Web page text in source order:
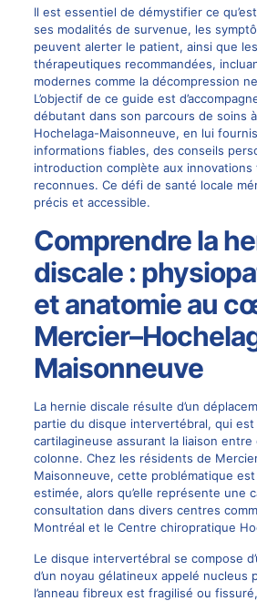
Il est essentiel de démystifier ce
ses modalités de survenue, les
peuvent alerter le patient, ainsi que
thérapeutiques recommandées,
modernes comme la décompression
L’objectif de ce guide est
débutant dans son parcours de soins
Hochelaga-Maisonneuve, en lui
informations fiables, des conseils
introduction complète aux
reconnues. Ce défi de santé locale
précis et accessible.
Comprendre la
discale :
et anatomie au
Maisonneuve
La hernie discale résulte d’un
partie du disque intervertébral, qui
cartilagineuse assurant la liaison
colonne. Chez les résidents de
Maisonneuve, cette problématique
estimée, alors qu’elle représente une
consultation dans divers centres
Montréal et le Centre chiropratique
Le disque intervertébral se compose
d’un noyau gélatineux appelé nucleus
l’anneau fibreux est fragilisé ou